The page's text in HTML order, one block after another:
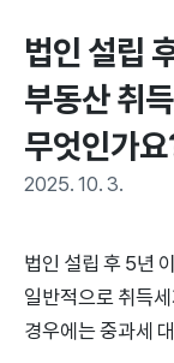
법인 설립
부동산 취
무엇인가
2025. 10. 3.
법인 설립 후 5년
일반적으로 취득
경우에는 중과세